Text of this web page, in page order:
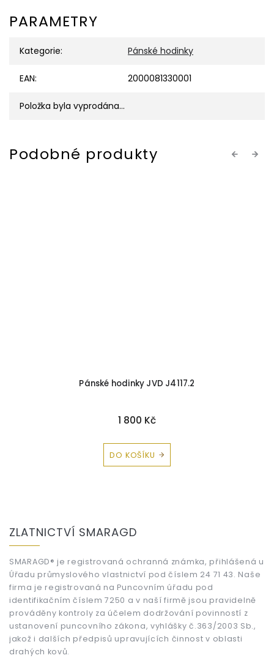
PARAMETRY
Kategorie: Pánské hodinky
EAN: 2000081330001
Položka byla vyprodána…
Previous
Pánské hodinky JVD J4117.2
1 800 Kč
DO KOŠÍKU
Next
ZLATNICTVÍ SMARAGD
SMARAGD® je registrovaná ochranná známka, přihlášená u
Úřadu průmyslového vlastnictví pod číslem 24 71 43. Naše
firma je registrovaná na Puncovním úřadu pod
identifikačním číslem 7250 a v naší firmě jsou pravidelně
prováděny kontroly za účelem dodržování povinností z
ustanovení puncovního zákona, vyhlášky č.363/2003 Sb.,
jakož i dalších předpisů upravujících činnost v oblasti
drahých kovů.